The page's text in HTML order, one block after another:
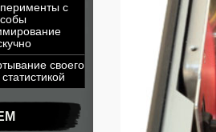
с
своего